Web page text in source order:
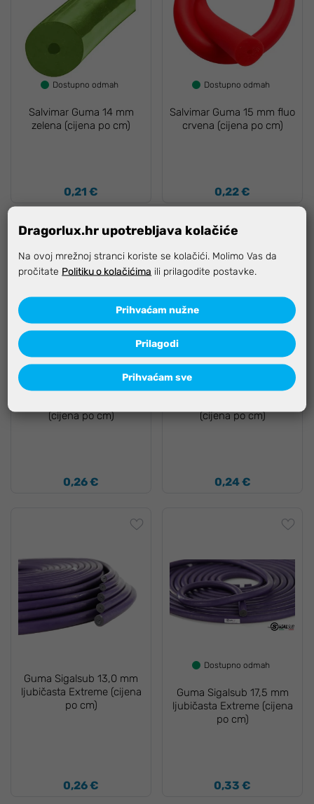
Dostupno odmah
Salvimar Guma 14 mm
zelena (cijena po cm)
0,21 €
Dostupno odmah
Salvimar Guma 15 mm fluo
crvena (cijena po cm)
0,22 €
(cijena po cm)
0,26 €
(cijena po cm)
0,24 €
Guma Sigalsub 13,0 mm
ljubičasta Extreme (cijena
po cm)
0,26 €
Dostupno odmah
Guma Sigalsub 17,5 mm
ljubičasta Extreme (cijena
po cm)
0,33 €
Dragorlux.hr upotrebljava kolačiće
Na ovoj mrežnoj stranci koriste se kolačići. Molimo Vas da
pročitate Politiku o kolačićima ili prilagodite postavke.
Prihvaćam nužne
Prilagodi
Prihvaćam sve